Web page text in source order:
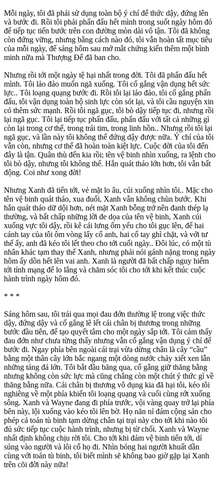
Mỗi ngày, tôi đã phải sử dụng toàn bộ ý chí để thức dậy, đứng lên
và bước đi. Rồi tôi phải phấn đấu hết mình trong suốt ngày hôm đó
để tiếp tục tiến bước trên con đường mòn dài vô tận. Tôi đã không
còn đứng vững, nhưng bằng cách nào đó, tôi vẫn hoàn tất mục tiêu
của mỗi ngày, để sáng hôm sau mở mắt chứng kiến thêm một bình
minh nữa mà Thượng Đế đã ban cho.
Nhưng rồi tới một ngày tệ hại nhất trong đời. Tôi đã phấn đấu hết
mình. Tôi lảo đảo muốn ngã xuống. Tôi cố gắng vận dụng hết sức
lực.. Tôi loạng quạng bước đi. Rồi tôi lại lảo đảo, tôi cố gắng phấn
đấu, tôi vận dụng toàn bộ sinh lực còn sót lại, và tôi cầu nguyện xin
có thêm sức mạnh. Rồi tôi ngã gục, tôi bò dậy tiếp tục đi, nhưng rồi
lại ngã gục. Tôi lại tiếp tục phấn đấu, phấn đấu với tất cả những gì
còn lại trong cơ thể, trong trái tim, trong linh hồn.. Nhưng rồi tôi lại
ngã gục, và lần này tôi không thể đứng dậy được nữa. Ý chí của tôi
vẫn còn, nhưng cơ thể đã hoàn toàn kiệt lực. Cuộc đời của tôi đến
đây là tận. Quân thù đến kia rồi; tên vệ binh nhìn xuống, ra lệnh cho
tôi bò dậy, nhưng tôi không thể. Hắn quát tháo lớn hơn, tôi vẫn bất
động. Coi như xong đời!
Nhưng Xanh đã tiến tới, vẻ mặt lo âu, cúi xuống nhìn tôi.. Mặc cho
tên vệ binh quát tháo, xua đuổi, Xanh vẫn không chùn bước. Khi
hắn quát tháo dữ dội hơn, nét mặt Xanh bỗng trở nên đanh thép lạ
thường, và bất chấp những lời đe dọa của tên vệ binh, Xanh cúi
xuống vực tôi dậy, rồi kê cái lưng ốm yếu cho tôi gục lên, để hai
cánh tay của tôi ôm vòng lấy cổ anh, hai cổ tay ghì chặt, và với tư
thế ấy, anh đã kéo tôi lết theo cho tới cuối ngày.. Đôi lúc, có một tù
nhân khác tạm thay thế Xanh, nhưng phải nói gánh nặng trong ngày
hôm ấy dồn hết lên vai anh. Xanh là người đã bất chấp nguy hiểm
tới tính mạng để lo lắng và chăm sóc tôi cho tới khi kết thúc cuộc
hành trình ngày hôm đó.
* * *
Sáng hôm sau, tôi trải qua mọi đau đớn thường lệ trong việc thức
dậy, đứng dậy và cố gắng lê lết cái chân bị thương trong những
bước đầu tiên, để tạo quyết tâm cho một ngày sắp tới. Tôi cảm thấy
đau đớn như chưa từng thấy nhưng vẫn cố gắng vận dụng ý chí để
bước đi. Ngay phía bên ngoài cái trại vừa dừng chân là cây “cầu”
bằng một thân cây lớn bắc ngang một dòng nước chảy xiết xen lẫn
những tảng đá lớn. Tôi bắt đầu băng qua, cố gắng giữ thăng bằng
nhưng không còn sức lực mà cũng chẳng còn một chút ý thức gì về
thăng bằng nữa. Cái chân bị thương vô dụng kia đã hại tôi, kéo tôi
nghiêng về một phía khiến tôi loạng quạng và cuối cùng rớt xuống
sông. Xanh và Wayne đang đi phía trước, vội vàng quay trở lại phía
bên này, lội xuống vào kéo tôi lên bờ. Họ năn nỉ đám cộng sản cho
phép cả toán tù binh tạm dừng chân tại trại này cho tới khi nào tôi
đủ sức tiếp tục cuộc hành trình, nhưng bị từ chối. Xanh và Wayne
nhất định không chịu rời tôi. Cho tới khi đám vệ binh tiến tới, dí
súng vào người và lôi cổ họ đi. Nhìn bóng hai người khuất dần
cùng với toán tù binh, tôi biết mình sẽ không bao giờ gặp lại Xanh
trên cõi đời này nữa!